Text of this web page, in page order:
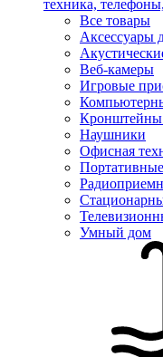
техника,
Все товары
Аксессуары
Веб-камеры
Игровые
Кронштейны
Наушники
Офисная
Умный дом